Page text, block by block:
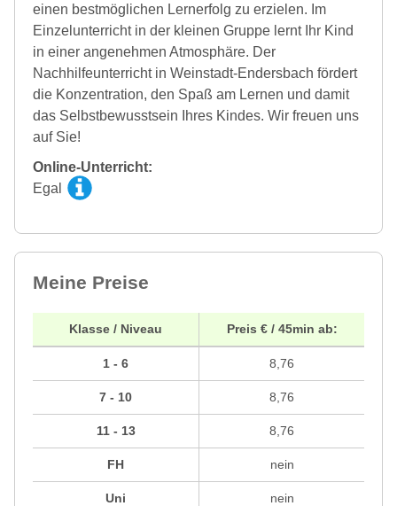
einen bestmöglichen Lernerfolg zu erzielen. Im
Einzelunterricht in der kleinen Gruppe lernt Ihr Kind
in einer angenehmen Atmosphäre. Der
Nachhilfeunterricht in Weinstadt-Endersbach fördert
die Konzentration, den Spaß am Lernen und damit
das Selbstbewusstsein Ihres Kindes. Wir freuen uns
auf Sie!
Online-Unterricht:
Egal
Meine Preise
Klasse / Niveau
1 - 6
7 - 10
11 - 13
FH
Uni
Preis € / 45min ab:
8,76
8,76
8,76
nein
nein